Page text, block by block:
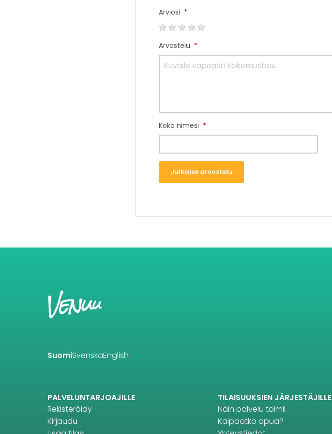
Arviosi
Arvostelu
Koko nimesi
SuomiSvenskaEnglish
PALVELUNTARJOAJILLE
Rekisteröidy
Kirjaudu
TILAISUUKSIEN JÄRJESTÄJILLE
Näin palvelu toimii
Kaipaatko apua?